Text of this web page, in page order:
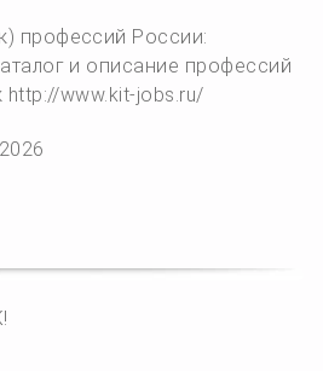
профессий России:
и описание профессий
http://www.kit-jobs.ru/